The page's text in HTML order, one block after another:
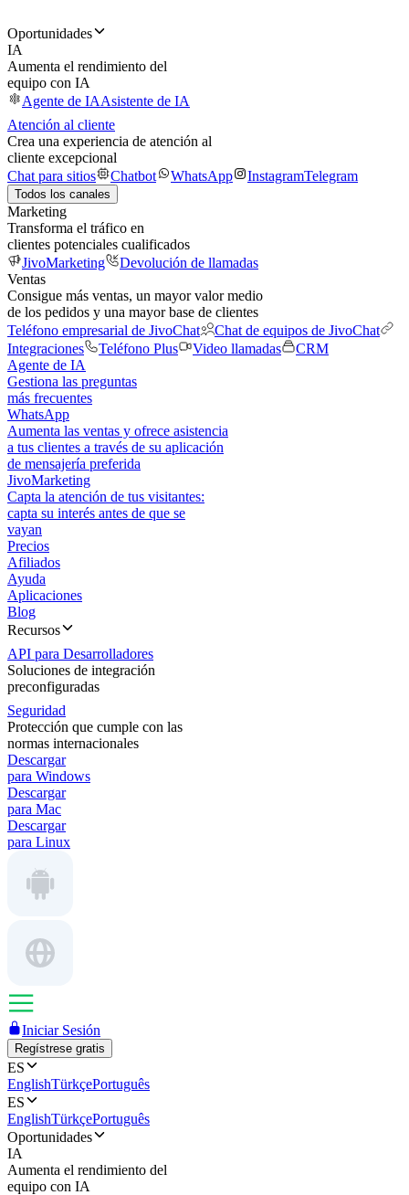
Oportunidades
IA
Aumenta el rendimiento del
equipo con IA
Agente de IAAsistente de IA
Atención al cliente
Crea una experiencia de atención al
cliente excepcional
Chat para sitios
Chatbot WhatsApp InstagramTelegram
Todos los canales
Marketing
Transforma el tráfico en
clientes potenciales cualificados
JivoMarketing
Devolución de llamadas
Ventas
Consigue más ventas, un mayor valor medio
de los pedidos y una mayor base de clientes
Teléfono empresarial de JivoChat
Chat de equipos de JivoChat
Integraciones
Teléfono Plus Video llamadas
CRM
Agente de IA
Gestiona las preguntas
más frecuentes
WhatsApp
Aumenta las ventas y ofrece asistencia
a tus clientes a través de su aplicación
de mensajería preferida
JivoMarketing
Capta la atención de tus visitantes:
capta su interés antes de que se
vayan
Precios
Afiliados
Ayuda
Aplicaciones
Blog
Recursos
API para Desarrolladores
Soluciones de integración
preconfiguradas
Seguridad
Protección que cumple con las
normas internacionales
Descargar
para Windows
Descargar
para Mac
Descargar
para Linux
Iniciar Sesión
Regístrese gratis
ES
EnglishTürkçePortuguês
ES
EnglishTürkçePortuguês
Oportunidades
IA
Aumenta el rendimiento del
equipo con IA